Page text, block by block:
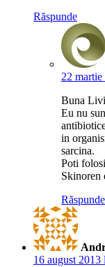
Răspunde
22
Buna
Eu nu
in
sarcina.
Poti
Skinoren
Răspunde
16 august